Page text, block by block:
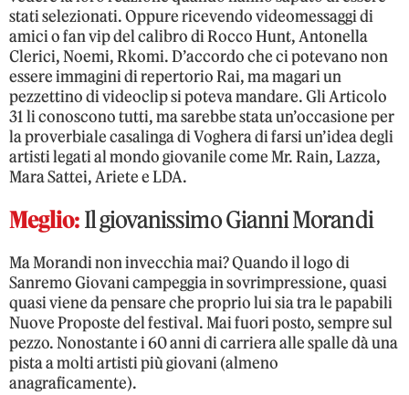
stati selezionati. Oppure ricevendo videomessaggi di
amici o fan vip del calibro di Rocco Hunt, Antonella
Clerici, Noemi, Rkomi. D’accordo che ci potevano non
essere immagini di repertorio Rai, ma magari un
pezzettino di videoclip si poteva mandare. Gli Articolo
31 li conoscono tutti, ma sarebbe stata un’occasione per
la proverbiale casalinga di Voghera di farsi un’idea degli
artisti legati al mondo giovanile come Mr. Rain, Lazza,
Mara Sattei, Ariete e LDA.
Meglio:Il giovanissimo Gianni Morandi
Ma Morandi non invecchia mai? Quando il logo di
Sanremo Giovani campeggia in sovrimpressione, quasi
quasi viene da pensare che proprio lui sia tra le papabili
Nuove Proposte del festival. Mai fuori posto, sempre sul
pezzo. Nonostante i 60 anni di carriera alle spalle dà una
pista a molti artisti più giovani (almeno
anagraficamente).